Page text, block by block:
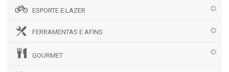
ESPORTE E LAZER
FERRAMENTAS E AFINS
GOURMET